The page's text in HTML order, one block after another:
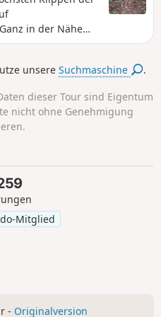
in der Nähe
führt
Hohlwege
gibt es mehrere
unsereSuchmaschine .
dieser Tour sind Eigentum
nicht ohne Genehmigung
Mitglied
- Originalversion